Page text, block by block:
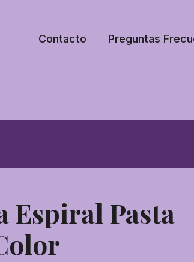
Contacto Preguntas
Espiral Pasta